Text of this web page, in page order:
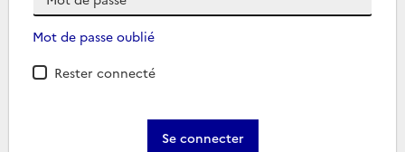
Mot de passe oublié
Rester connecté
Se connecter